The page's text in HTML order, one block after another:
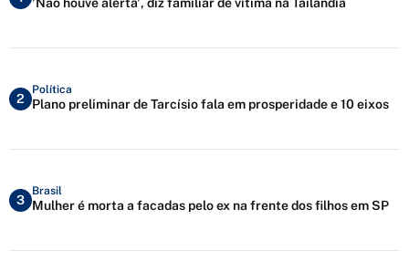
2
Política
Plano preliminar de Tarcísio fala em prosperidade e 10 eixos
3
Brasil
Mulher é morta a facadas pelo ex na frente dos filhos em SP